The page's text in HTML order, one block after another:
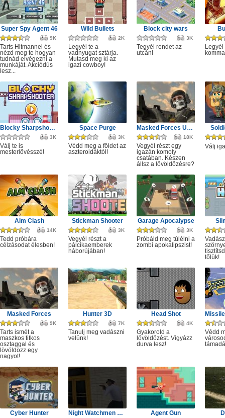
Super Spy Agent 46
9K
Tarts Hitmannel és
nézd meg te hogyan
tudnád elvégezni a
munkáját. Akciódús
lesz...
Wild Bullets
2K
Legyél te a
vadnyugat sztárja.
Mutasd meg ki az
igazi cowboy!
Block city wars
3K
Tegyél rendet az
utcán!
Legyél
Blocky Sharpshooter
3K
Válj te is
mesterlövésszé!
Space Purge
3K
Védd meg a földet az
aszteroidáktól!
Masked Forces Unlimited
18K
Vegyél részt egy
igazán komoly
csatában. Készen
állsz a lövöldözésre?
Válj
Aim Clash
14K
Tedd próbára
célzásodat élesben!
Stickman Shooter
3K
Vegyél részt a
pálcikaemberek
háborújában!
Garage Apocalypse
3K
Próbáld meg túlélni a
zombi apokalipszist!
tőlük!
Masked Forces
9K
Tarts ismét a
maszkos titkos
osztaggal és
lövöldözz egy
nagyot!
Hunter 3D
7K
Tanulj meg vadászni
velünk!
Head Shot
4K
Gyakorold a
lövöldözést. Vigyázz
durva lesz!
Védd
Cyber Hunter Night Watchmen Stories Zombie Hospital Agent Gun